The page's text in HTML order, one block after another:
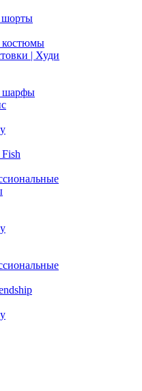
шорты
| Худи
шарфы